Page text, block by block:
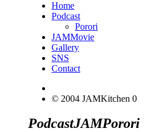
Home
Podcast
Porori
JAMMovie
Gallery
SNS
Contact
© 2004 JAMKitchen 0
PodcastJAMPorori